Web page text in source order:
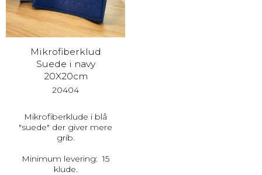
Mikrofiberklud
Suede i navy
20X20cm
20404
Mikrofiberklude i blå
"suede" der giver mere
grib.
Minimum levering: 15
klude.